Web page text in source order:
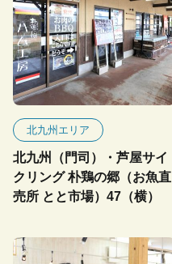
北九州エリア
北九州（門司）・芦屋サイ
クリング 朴鶏の郷（お魚直
売所 とと市場）47（横）